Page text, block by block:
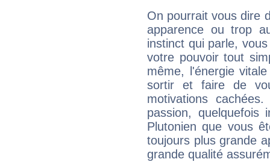
On pourrait vous dire
apparence ou trop
instinct qui parle,
votre pouvoir tout
même, l'énergie
sortir et faire de
motivations
passion, quelquefois
Plutonien que vous
toujours plus grande
grande qualité